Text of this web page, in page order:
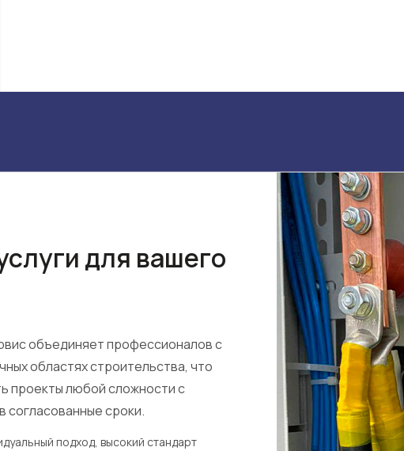
для вашего
объединяет профессионалов с
областях строительства, что
проекты любой сложности с
согласованные сроки.
подход, высокий стандарт